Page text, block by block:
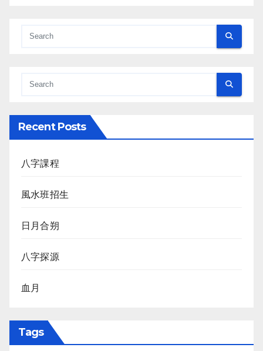
Recent Posts
八字課程
風水班招生
日月合朔
八字探源
血月
Tags